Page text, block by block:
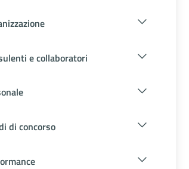
e collaboratori
di concorso